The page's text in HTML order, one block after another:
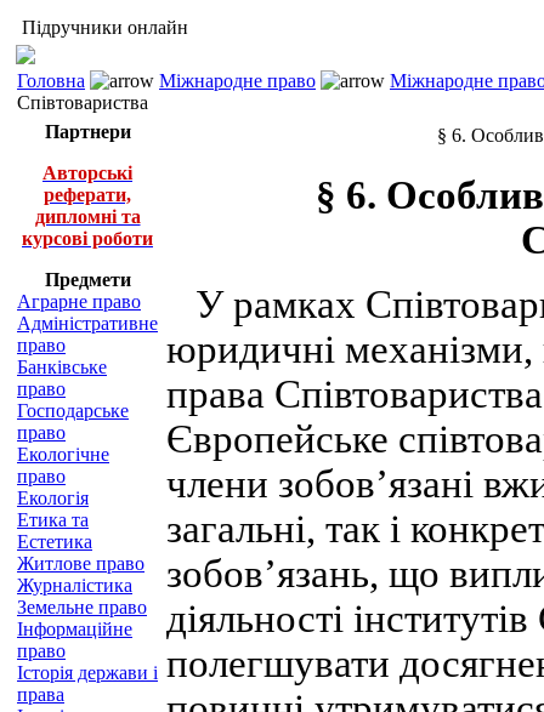
Підручники онлайн
Головна Міжнародне право
Міжнародне
Співтовариства
Партнери
Авторські
реферати,
дипломні та
курсові роботи
Предмети
Аграрне право
Адміністративне
право
Банківське
право
Господарське
право
Екологічне
право
Екологія
Етика та
Естетика
Житлове право
Журналістика
Земельне право
Інформаційне
право
Історія держави і
права
§ 6.
§ 6.
У рамках
юридичні
права
Європейське
члени зобов’язані
загальні, так і
зобов’язань, що
діяльності
полегшувати